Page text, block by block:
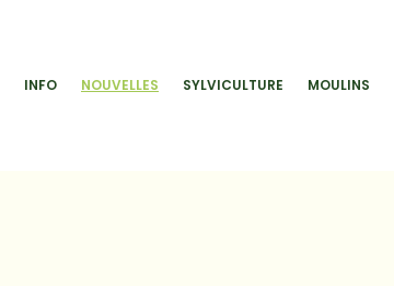
INFO NOUVELLES SYLVICULTURE MOULINS